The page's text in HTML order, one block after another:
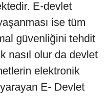
E-devlet
ise tüm
güvenliğini tehdit
nasıl olur da devlet
elektronik
E- Devlet